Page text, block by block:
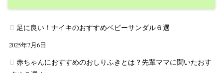
足に良い！ナイキのおすすめベビーサンダル６選
2025年7月6日
赤ちゃんにおすすめのおしりふきとは？先輩ママに聞いたおす